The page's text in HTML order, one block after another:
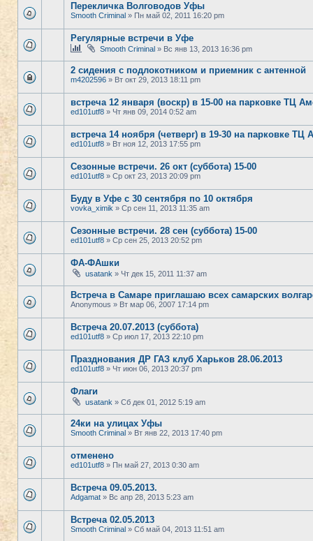
Перекличка Волговодов Уфы
Smooth Criminal » Пн май 02, 2011 16:20 pm
Регулярные встречи в Уфе
Smooth Criminal » Вс янв 13, 2013 16:36 pm
2 сидения с подлокотником и приемник с антенной
m4202596 » Вт окт 29, 2013 18:11 pm
встреча 12 января (воскр) в 15-00 на парковке ТЦ
ed101utf8 » Чт янв 09, 2014 0:52 am
встреча 14 ноября (четверг) в 19-30 на парковке ТЦ
ed101utf8 » Вт ноя 12, 2013 17:55 pm
Сезонные встречи. 26 окт (суббота) 15-00
ed101utf8 » Ср окт 23, 2013 20:09 pm
Буду в Уфе с 30 сентября по 10 октября
vovka_ximik » Ср сен 11, 2013 11:35 am
Сезонные встречи. 28 сен (суббота) 15-00
ed101utf8 » Ср сен 25, 2013 20:52 pm
ФА-ФАшки
usatank » Чт дек 15, 2011 11:37 am
Встреча в Самаре приглашаю всех самарских
Anonymous » Вт мар 06, 2007 17:14 pm
Встреча 20.07.2013 (суббота)
ed101utf8 » Ср июл 17, 2013 22:10 pm
Празднования ДР ГАЗ клуб Харьков 28.06.2013
ed101utf8 » Чт июн 06, 2013 20:37 pm
Флаги
usatank » Сб дек 01, 2012 5:19 am
24ки на улицах Уфы
Smooth Criminal » Вт янв 22, 2013 17:40 pm
отменено
ed101utf8 » Пн май 27, 2013 0:30 am
Встреча 09.05.2013.
Adgamat » Вс апр 28, 2013 5:23 am
Встреча 02.05.2013
Smooth Criminal » Сб май 04, 2013 11:51 am